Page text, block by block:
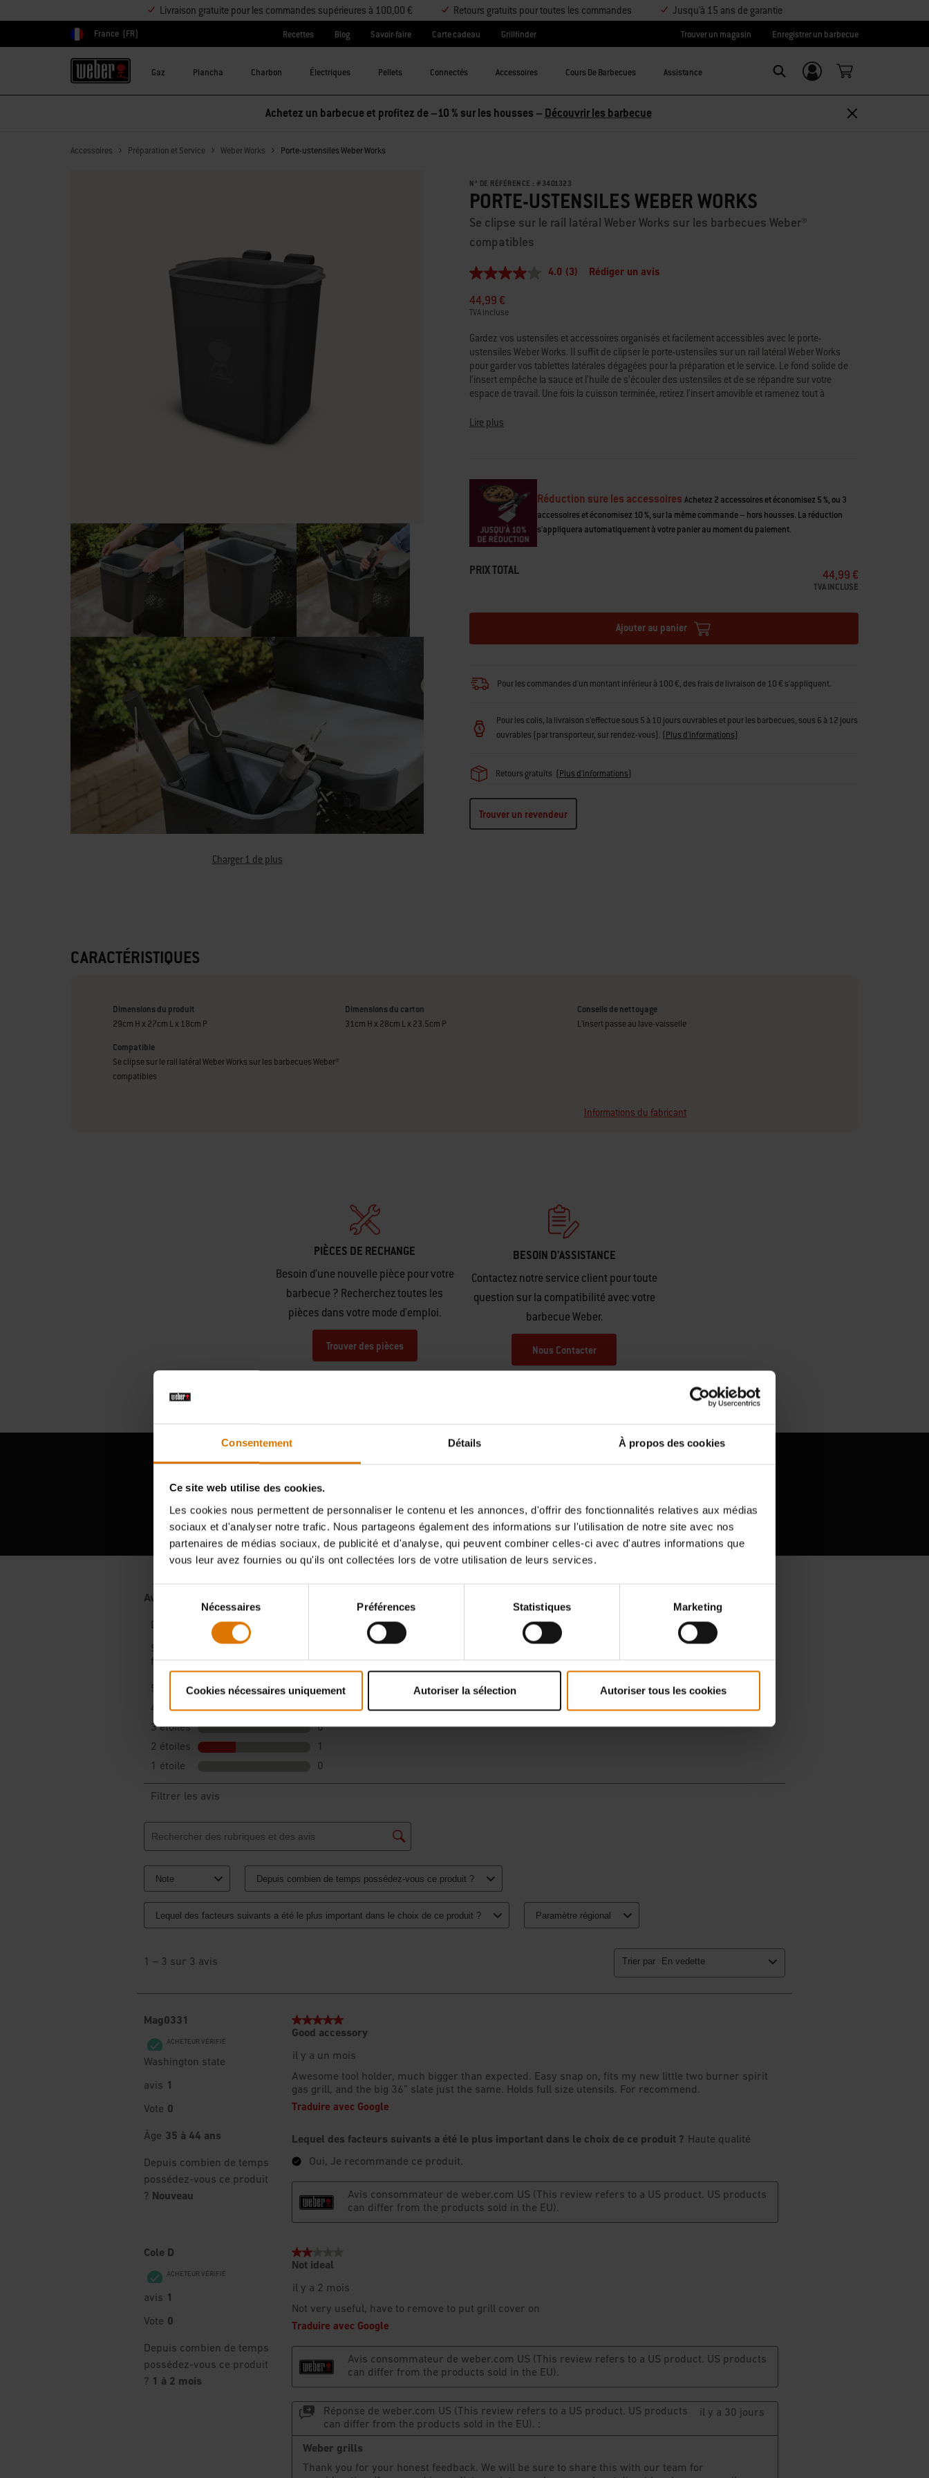
Consentement Détails À propos des cookies
Ce site web utilise des cookies.
Les cookies nous permettent de personnaliser le contenu et les annonces, d'offrir des fonctionnalités relatives aux médias
sociaux et d'analyser notre trafic. Nous partageons également des informations sur l'utilisation de notre site avec nos
partenaires de médias sociaux, de publicité et d'analyse, qui peuvent combiner celles-ci avec d'autres informations que
vous leur avez fournies ou qu'ils ont collectées lors de votre utilisation de leurs services.
consentement
Nécessaires Préférences Statistiques Marketing
Cookies nécessaires uniquement Autoriser la sélection Autoriser tous les cookies
Livraison gratuite pour les commandes supérieures à 100,00 € Retours gratuits pour toutes les commandes Jusqu'à 15 ans de garantie
Choisir un pays
France (FR) Recettes Blog Savoir-faire Carte cadeau Grillfinder Trouver un magasin Enregistrer un barbecue
Gaz Plancha Charbon Électriques Pellets Connectés Accessoires Cours De Barbecues Assistance
Se connecter/
S’inscrire
Accessoires Préparation et Service Weber Works Porte-ustensiles Weber Works
Charger 1 de plus
N° DE RÉFÉRENCE : # 3401323
PORTE-USTENSILES WEBER WORKS
Se clipse sur le rail latéral Weber Works sur les barbecues Weber®
compatibles
4.0
sur
5,
de
la
note
moyenne.
Read
3
Reviews.
sur
4.0 (3) Rédiger un avis
44,99 €
TVA incluse
Gardez vos ustensiles et accessoires organisés et facilement accessibles avec le porte-
ustensiles Weber Works. Il suffit de clipser le porte-ustensiles sur un rail latéral Weber Works
pour garder vos tablettes latérales dégagées pour la préparation et le service. Le fond solide de
l’insert empêche la sauce et l’huile de s’écouler des ustensiles et de se répandre sur votre
espace de travail. Une fois la cuisson terminée, retirez l’insert amovible et ramenez tout à
compatibles équipés d'un rail latéral Weber Works.
table.
• Se clipse sur le rail latéral Weber Works sur les barbecues Weber® compatibles
• Permet de ranger et de garder à portée de main divers ustensiles
• Insert amovible pour transporter les ustensiles depuis la cuisine
• Libère de l’espace sur la tablette latérale
Lire plus
Réduction sure les accessoires Achetez 2 accessoires et économisez 5 %, ou 3
accessoires et économisez 10 %, sur la même commande – hors housses. La réduction
s'appliquera automatiquement à votre panier au moment du paiement.
PRIX TOTAL 44,99 €
TVA INCLUSE
Ajouter au panier
Pour les commandes d'un montant inférieur à 100 €, des frais de livraison de 10 € s'appliquent.
Pour les colis, la livraison s'effectue sous 5 à 10 jours ouvrables et pour les barbecues, sous 6 à 12 jours
ouvrables (par transporteur, sur rendez-vous). (Plus d'informations)
Retours gratuits (Plus d'informations)
Trouver un revendeur
CARACTÉRISTIQUES
Dimensions du produit
29cm H x 27cm L x 18cm P
Dimensions du carton
31cm H x 28cm L x 23.5cm P
Conseils de nettoyage
L’insert passe au lave-vaisselle
Compatible
Se clipse sur le rail latéral Weber Works sur les barbecues Weber®
compatibles
Informations du fabricant
PIÈCES DE RECHANGE
Besoin d’une nouvelle pièce pour votre
barbecue ? Recherchez toutes les
pièces dans votre mode d'emploi.
Trouver des pièces
BESOIN D'ASSISTANCE
Contactez notre service client pour toute
question sur la compatibilité avec votre
barbecue Weber.
Nous Contacter
Témoignages d'autres amateurs de barbecue